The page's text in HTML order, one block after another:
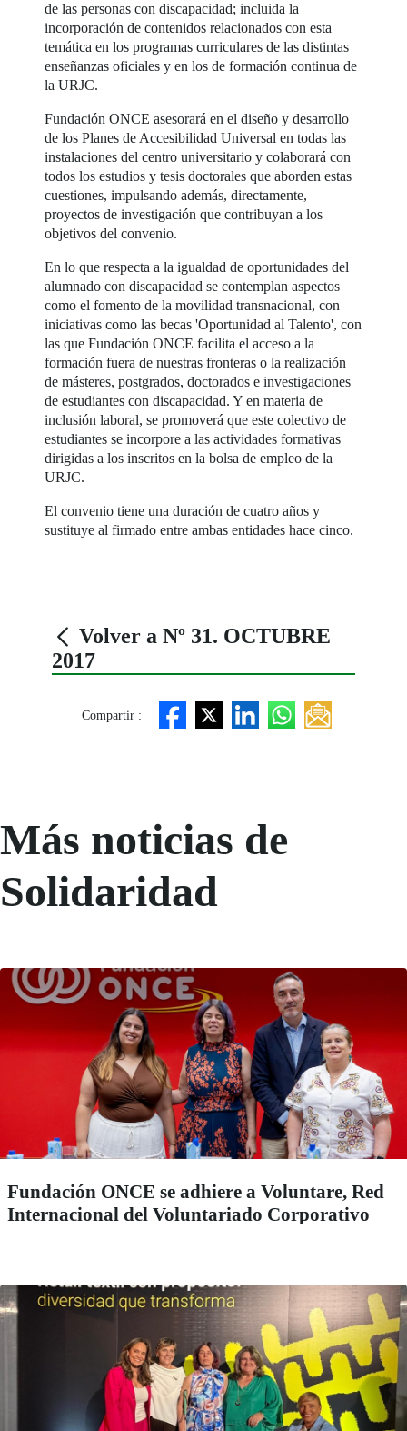
de las personas con discapacidad; incluida la
incorporación de contenidos relacionados con esta
temática en los programas curriculares de las distintas
enseñanzas oficiales y en los de formación continua de
la URJC.
Fundación ONCE asesorará en el diseño y desarrollo
de los Planes de Accesibilidad Universal en todas las
instalaciones del centro universitario y colaborará con
todos los estudios y tesis doctorales que aborden estas
cuestiones, impulsando además, directamente,
proyectos de investigación que contribuyan a los
objetivos del convenio.
En lo que respecta a la igualdad de oportunidades del
alumnado con discapacidad se contemplan aspectos
como el fomento de la movilidad transnacional, con
iniciativas como las becas 'Oportunidad al Talento', con
las que Fundación ONCE facilita el acceso a la
formación fuera de nuestras fronteras o la realización
de másteres, postgrados, doctorados e investigaciones
de estudiantes con discapacidad. Y en materia de
inclusión laboral, se promoverá que este colectivo de
estudiantes se incorpore a las actividades formativas
dirigidas a los inscritos en la bolsa de empleo de la
URJC.
El convenio tiene una duración de cuatro años y
sustituye al firmado entre ambas entidades hace cinco.
Volver a Nº 31. OCTUBRE
2017
Compartir :
Más noticias de
Solidaridad
Fundación ONCE se adhiere a Voluntare, Red
Internacional del Voluntariado Corporativo